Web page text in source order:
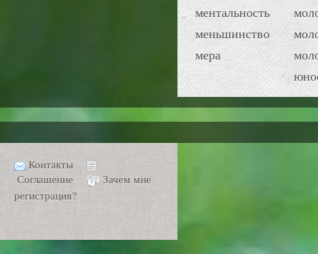
ментальность
меньшинство
мера
Контакты
Соглашение
Зачем мне
регистрация?